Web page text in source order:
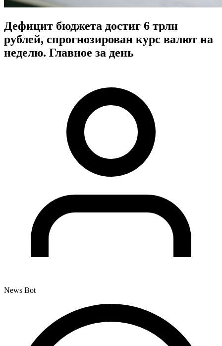
Дефицит бюджета достиг 6 трлн
рублей, спрогнозирован курс валют на
неделю. Главное за день
News Bot